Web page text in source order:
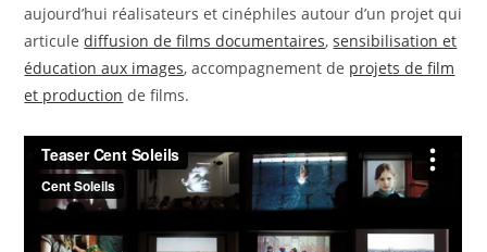
aujourd’hui réalisateurs et cinéphiles autour d’un projet qui
articulediffusion de films documentaires,sensibilisation et
éducation aux images, accompagnement de projets de film
et production de films.